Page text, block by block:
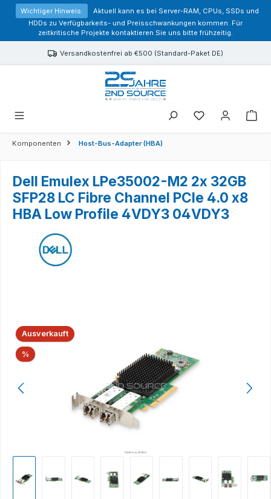
springen
Wichtiger Hinweis:
Aktuell kann es bei Server-RAM, CPUs, SSDs und
HDDs zu Verfügbarkeits- und Preisschwankungen kommen. Für
zeitkritische Projekte kontaktieren Sie uns bitte frühzeitig.
Versandkostenfrei ab €500 (Standard-Paket DE)
Sie haben 0
Komponenten Host-Bus-Adapter (HBA)
Dell Emulex LPe35002-M2 2x 32GB
SFP28 LC Fibre Channel PCIe 4.0 x8
HBA Low Profile 4VDY3 04VDY3
Bildergalerie überspringen
Ausverkauft
% Rabatt